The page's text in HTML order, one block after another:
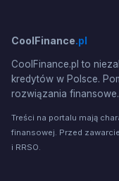
CoolFinance.pl
CoolFinance.pl to
kredytów w Polsce.
rozwiązania finansowe.
Treści na portalu mają
finansowej. Przed
i RRSO.